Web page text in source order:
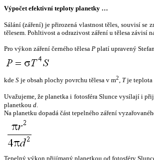
Výpočet efektivní teploty planetky …
Sálání (záření) je přirozená vlastnost těles, souvisí se
tělesem. Pohltivost a odrazivost záření u tělesa závisí
Pro výkon záření černého tělesa P platí upravený
kde S je obsah plochy povrchu tělesa v m2, Tje teplota
Uvažujeme, že planetka i fotosféra Slunce vysílají i
planetkou d.
Na planetku dopadá část tepelného záření
Tepelný výkon přijímaný planetkou od fotosféry